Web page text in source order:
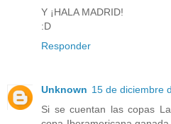
Y ¡HALA MADRID!
:D
Responder
Unknown 15 de diciembre
Si se cuentan las copas